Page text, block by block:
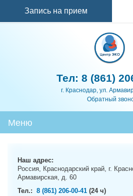
Запись на прием
Тел: 8 (861)
г. Краснодар, ул.
Обратный
Меню
Наш адрес:
Россия, Краснодарский край, г.
Армавирская, д. 60
Тел.: 8 (861) 206-00-41 (24 ч)